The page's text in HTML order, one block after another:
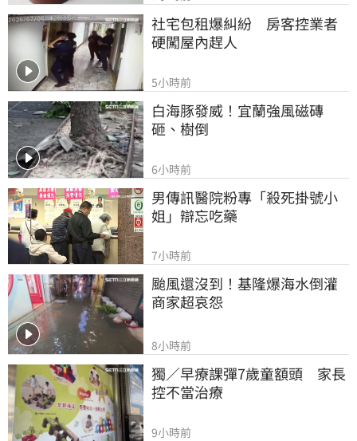
社宅包租爆糾紛　房客控業者
硬闖屋內趕人
5小時前
白海豚發威！宜蘭強風磁磚
砸、樹倒
6小時前
男傳訊醫院粉專「殺死掛號小
姐」辯忘吃藥
7小時前
颱風還沒到！基隆爆海水倒灌
商家超哀怨
8小時前
獨／早療課彈7歲童額頭　家長
控不當治療
9小時前